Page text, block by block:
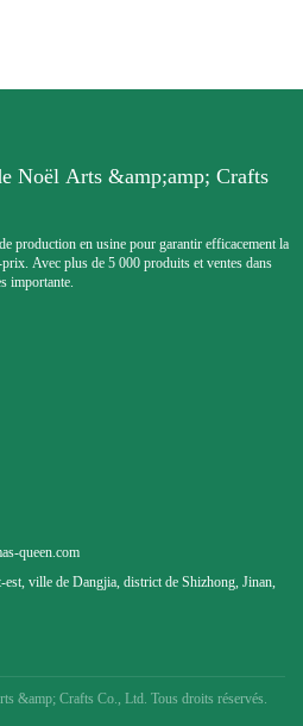
Noël Arts &amp;amp; Crafts
production en usine pour garantir efficacement la
Avec plus de 5 000 produits et ventes dans
importante.
queen.com
ville de Dangjia, district de Shizhong, Jinan,
&amp; Crafts Co., Ltd. Tous droits réservés.